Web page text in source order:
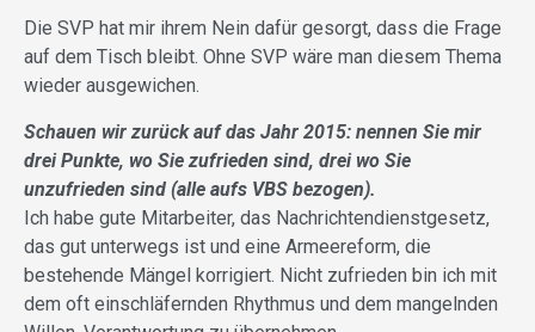
Die SVP hat mir ihrem Nein dafür gesorgt, dass die Frage
auf dem Tisch bleibt. Ohne SVP wäre man diesem Thema
wieder ausgewichen.
Schauen wir zurück auf das Jahr 2015: nennen Sie mir
drei Punkte, wo Sie zufrieden sind, drei wo Sie
unzufrieden sind (alle aufs VBS bezogen).
Ich habe gute Mitarbeiter, das Nachrichtendienstgesetz,
das gut unterwegs ist und eine Armeereform, die
bestehende Mängel korrigiert. Nicht zufrieden bin ich mit
dem oft einschläfernden Rhythmus und dem mangelnden